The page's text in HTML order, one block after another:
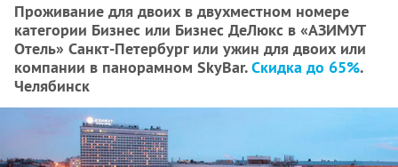
Проживание для двоих в двухместном номере
категории Бизнес или Бизнес ДеЛюкс в «АЗИМУТ
Отель» Санкт-Петербург или ужин для двоих или
компании в панорамном SkyBаr.Скидка до 65%.
Челябинск